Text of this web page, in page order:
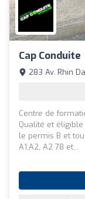
Cap Conduite
283 Av. Rhin
Centre de
Qualité et
le permis B et
A1,A2, A2 78 et...